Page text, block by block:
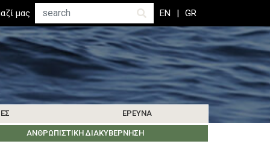
μας Αναζήτηση EN GR
ΕΚΔΗΛΏΣΕΙΣ
ΑΝΘΡΩΠΙΣΤΙΚΉ ΔΙΑΚΥΒΈΡΝΗΣΗ
ΚΟΙΝΩΝΊΑ ΤΗΣ ΛΈΡΟΥ ΆΛΛΑ ΝΗΣΙΆ
ΈΡΕΥΝΑ
ΒΙΒΛΙΟΓΡΑΦΊΑ ΕΝΗΜΕΡΏΣΕΙΣ ΈΡΕΥΝΑΣ